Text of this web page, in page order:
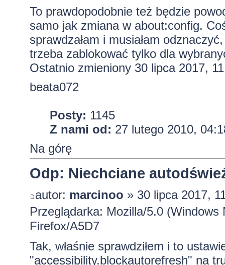
To prawdopodobnie też będzie
samo jak zmiana w about:config.
sprawdzałam i musiałam
trzeba zablokować tylko dla
Ostatnio zmieniony 30 lipca 2017,
beata072
Posty: 1145
Z nami od: 27 lutego 2010,
Na górę
Odp: Niechciane
autor: marcinoo » 30 lipca 2017,
Przeglądarka: Mozilla/5.0
Firefox/A5D7
Tak, właśnie sprawdziłem i to
"accessibility.blockautorefresh" na